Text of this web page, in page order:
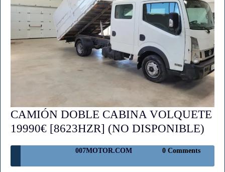
CAMIÓN DOBLE CABINA VOLQUETE
19990€ [8623HZR] (NO DISPONIBLE)
007MOTOR.COM 007MOTOR.COM
0 Comments